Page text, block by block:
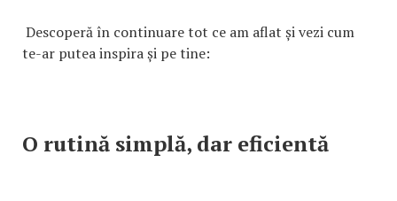
Descoperă în continuare tot ce am aflat și vezi cum
te-ar putea inspira și pe tine:
O rutină simplă, dar eficientă